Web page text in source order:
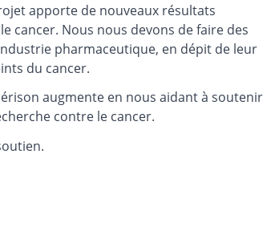
apporte de nouveaux résultats
cancer. Nous nous devons de faire des
pharmaceutique, en dépit de leur
du cancer.
augmente en nous aidant à soutenir
contre le cancer.